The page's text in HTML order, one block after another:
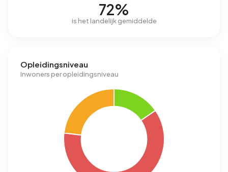
72%
is het landelijk gemiddelde
Opleidingsniveau
Inwoners per opleidingsniveau